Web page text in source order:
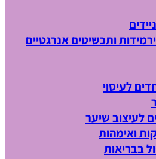
ותכשיטים אנרגטיים
לעיסוי
לעיצוב שיער
ואימהות
בבריאות